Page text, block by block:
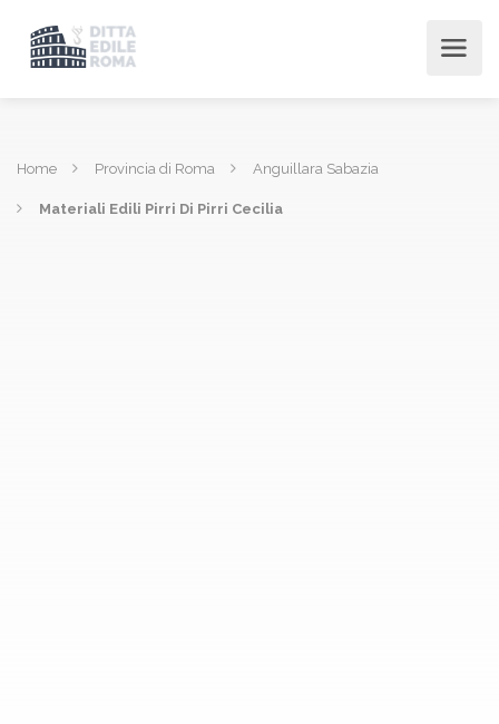
Home Provincia di Roma Anguillara Sabazia
Materiali Edili Pirri Di Pirri Cecilia